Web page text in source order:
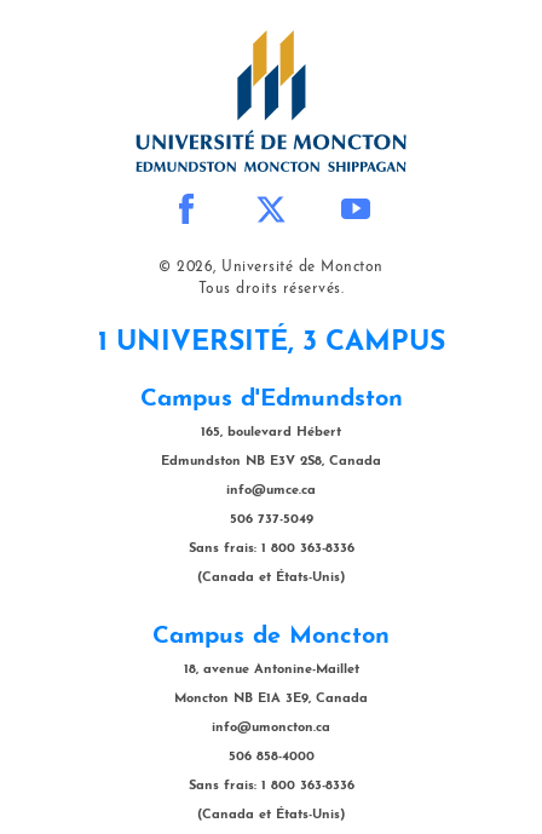
© 2026, Université de Moncton
Tous droits réservés.
1 UNIVERSITÉ, 3 CAMPUS
Campus d'Edmundston
165, boulevard Hébert
Edmundston NB E3V 2S8, Canada
info@umce.ca
506 737-5049
Sans frais: 1 800 363-8336
(Canada et États-Unis)
Campus de Moncton
18, avenue Antonine-Maillet
Moncton NB E1A 3E9, Canada
info@umoncton.ca
506 858-4000
Sans frais: 1 800 363-8336
(Canada et États-Unis)